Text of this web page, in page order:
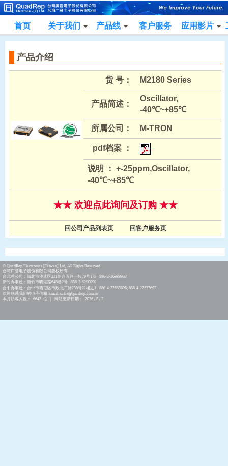
首页 关于我们 产品线 客户服务 应用影片
产品介绍
货 号： M2180 Series
产品简述：
Oscillator,
-40℃~+85℃
所属公司： M-TRON
pdf档案 ：
说明 ： +-25ppm,Oscillator,
-40℃~+85℃
★★ 欢迎点此询问及订购 ★★
回公司产品列表页 回客户服务页
© QuadRep Electronics [Taiwan] Ltd, All Rights Reserved
台湾广登电子股份有限公司版权所有
台北总公司：新北市汐止区221新台五路一段79号17F 886-2-26989933
新竹办事处：新竹市明湖路648巷2号 886-3-5290090
台中办事处：台中市西屯区市政北二路238号22楼之1 886-4-22553696; 886-4-22553697
欢迎联系我们的电子信箱 Email: sales@quadrep.com.tw
本月访客人数： 6643 位 | 网站更新日期： 2026 / 8 / 7